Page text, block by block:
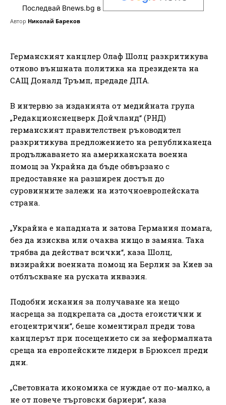
Последвай Bnews.bg в
Автор Николай Бареков
Германският канцлер Олаф Шолц разкритикува
отново външната политика на президента на
САЩ Доналд Тръмп, предаде ДПА.
В интервю за изданията от медийната група
„Редакционснецверк Дойчланд“ (РНД)
германският правителствен ръководител
разкритикува предложението на републиканеца
продължаването на американската военна
помощ за Украйна да бъде обвързано с
предоставяне на разширен достъп до
суровинните залежи на източноевропейската
страна.
„Украйна е нападната и затова Германия помага,
без да изисква или очаква нищо в замяна. Така
трябва да действат всички“, каза Шолц,
визирайки военната помощ на Берлин за Киев за
отблъскване на руската инвазия.
Подобни искания за получаване на нещо
насреща за подкрепата са „доста егоистични и
егоцентрични“, беше коментирал преди това
канцлерът при посещението си за неформалната
среща на европейските лидери в Брюксел преди
дни.
„Световната икономика се нуждае от по-малко, а
не от повече търговски бариери“, каза